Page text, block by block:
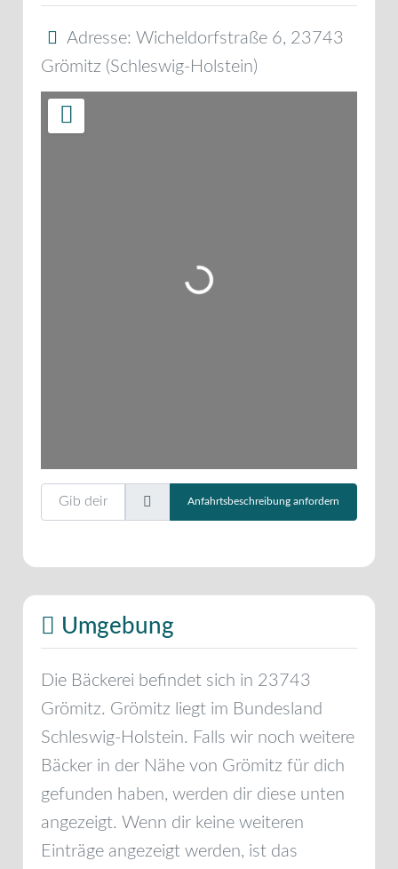
Adresse: Wicheldorfstraße 6, 23743
Grömitz (Schleswig-Holstein)
Wird geladen …
Gib deinen Standort ein.
Anfahrtsbeschreibung anfordern
Umgebung
Die Bäckerei befindet sich in 23743
Grömitz. Grömitz liegt im Bundesland
Schleswig-Holstein. Falls wir noch weitere
Bäcker in der Nähe von Grömitz für dich
gefunden haben, werden dir diese unten
angezeigt. Wenn dir keine weiteren
Einträge angezeigt werden, ist das